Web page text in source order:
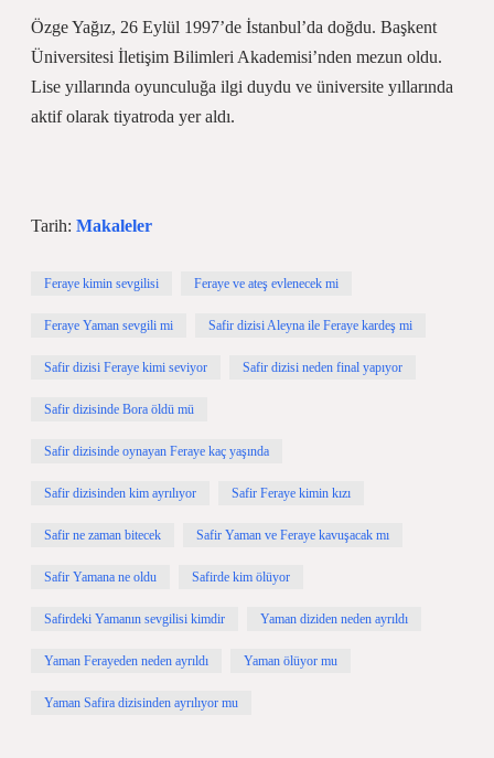
Özge Yağız, 26 Eylül 1997’de İstanbul’da doğdu. Başkent
Üniversitesi İletişim Bilimleri Akademisi’nden mezun oldu.
Lise yıllarında oyunculuğa ilgi duydu ve üniversite yıllarında
aktif olarak tiyatroda yer aldı.
Tarih: Makaleler
Feraye kimin sevgilisi Feraye ve ateş evlenecek mi
Feraye Yaman sevgili mi Safir dizisi Aleyna ile Feraye kardeş mi
Safir dizisi Feraye kimi seviyor Safir dizisi neden final yapıyor
Safir dizisinde Bora öldü mü
Safir dizisinde oynayan Feraye kaç yaşında
Safir dizisinden kim ayrılıyor Safir Feraye kimin kızı
Safir ne zaman bitecek Safir Yaman ve Feraye kavuşacak mı
Safir Yamana ne oldu Safirde kim ölüyor
Safirdeki Yamanın sevgilisi kimdir Yaman diziden neden ayrıldı
Yaman Ferayeden neden ayrıldı Yaman ölüyor mu
Yaman Safira dizisinden ayrılıyor mu